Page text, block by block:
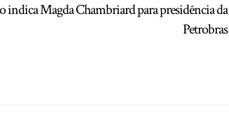
indica Magda Chambriard para presidência da
Petrobras